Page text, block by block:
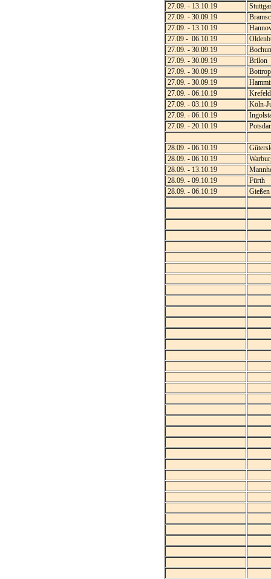
27.09. - 13.10.19
27.09. - 30.09.19
27.09. - 13.10.19
27.09 - 06.10.19
27.09. - 30.09.19
27.09. - 30.09.19
Brilon
27.09. - 30.09.19
Bottrop
27.09. - 30.09.19
27.09. - 06.10.19
Krefeld
27.09. - 03.10.19
Köln-
27.09. - 06.10.19
27.09. - 20.10.19
28.09. - 06.10.19
28.09. - 06.10.19
28.09. - 13.10.19
28.09. - 09.10.19
Fürth
28.09. - 06.10.19
Gießen